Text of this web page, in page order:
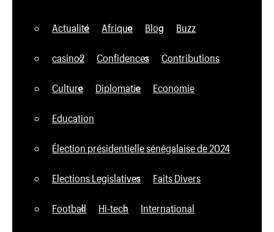
Actualité Afrique Blog Buzz
casino2 Confidences Contributions
Culture Diplomatie Economie
Education
Élection présidentielle sénégalaise de 2024
Elections Legislatives Faits Divers
Football Hi-tech International